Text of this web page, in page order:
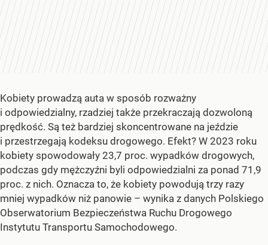
Kobiety prowadzą auta w sposób rozważny
i odpowiedzialny, rzadziej także przekraczają dozwoloną
prędkość. Są też bardziej skoncentrowane na jeździe
i przestrzegają kodeksu drogowego. Efekt? W 2023 roku
kobiety spowodowały 23,7 proc. wypadków drogowych,
podczas gdy mężczyźni byli odpowiedzialni za ponad 71,9
proc. z nich. Oznacza to, że kobiety powodują trzy razy
mniej wypadków niż panowie – wynika z danych Polskiego
Obserwatorium Bezpieczeństwa Ruchu Drogowego
Instytutu Transportu Samochodowego.